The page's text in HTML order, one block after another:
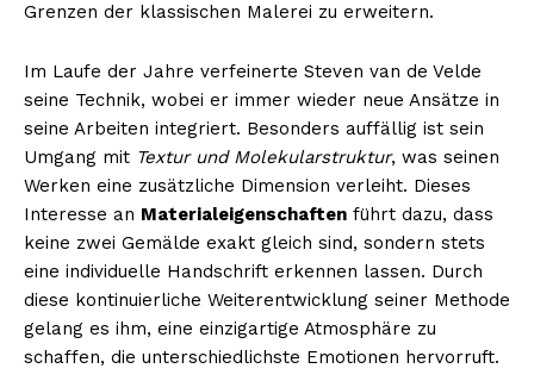
Grenzen der klassischen Malerei zu erweitern.
Im Laufe der Jahre verfeinerte Steven van de Velde
seine Technik, wobei er immer wieder neue Ansätze in
seine Arbeiten integriert. Besonders auffällig ist sein
Umgang mit Textur und Molekularstruktur, was seinen
Werken eine zusätzliche Dimension verleiht. Dieses
Interesse an Materialeigenschaften führt dazu, dass
keine zwei Gemälde exakt gleich sind, sondern stets
eine individuelle Handschrift erkennen lassen. Durch
diese kontinuierliche Weiterentwicklung seiner Methode
gelang es ihm, eine einzigartige Atmosphäre zu
schaffen, die unterschiedlichste Emotionen hervorruft.